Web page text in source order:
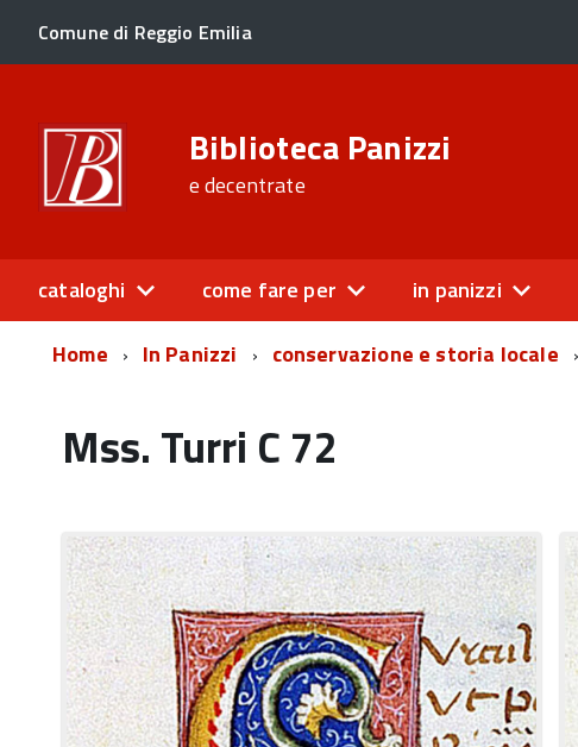
Comune di Reggio Emilia
Biblioteca Panizzi
e decentrate
cataloghi come fare per in panizzi
Home
In Panizzi conservazione e storia locale
Mss. Turri C 72